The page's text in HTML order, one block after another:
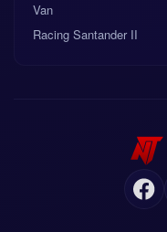
Van
Racing Santander II